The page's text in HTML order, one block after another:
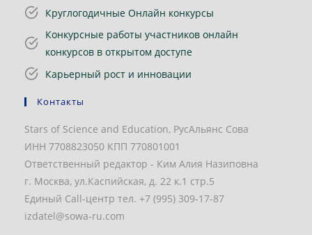
Круглогодичные Онлайн конкурсы
Конкурсные работы участников онлайн
конкурсов в открытом доступе
Карьерный рост и инновации
Контакты
Stars of Science and Education, РусАльянс Сова
ИНН 7708823050 КПП 770801001
Ответственный редактор - Ким Алия Назиповна
г. Москва, ул.Каспийская, д. 22 к.1 стр.5
Единый Call-центр тел. +7 (995) 309-17-87
izdatel@sowa-ru.com